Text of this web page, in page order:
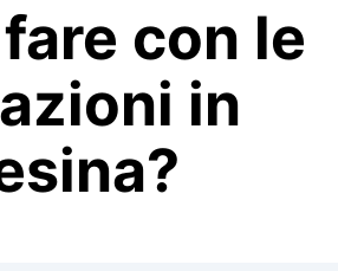
con le
in